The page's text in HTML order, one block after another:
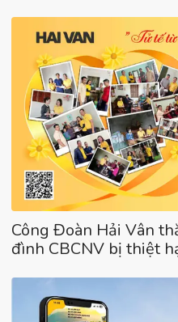
Công Đoàn Hải Vân
đình CBCNV bị thiệt